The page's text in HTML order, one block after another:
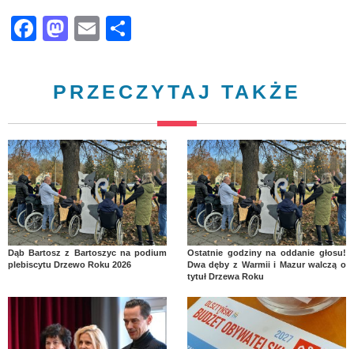
Facebook
Mastodon
Email
PRZECZYTAJ TAKŻE
Dąb Bartosz z Bartoszyc na podium
plebiscytu Drzewo Roku 2026
Ostatnie godziny na oddanie głosu!
Dwa dęby z Warmii i Mazur walczą o
tytuł Drzewa Roku